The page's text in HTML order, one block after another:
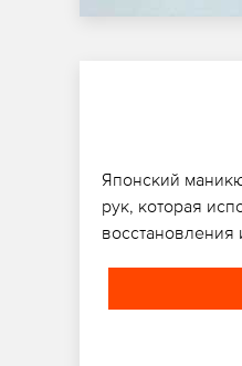
Японский
рук, которая
восстановления